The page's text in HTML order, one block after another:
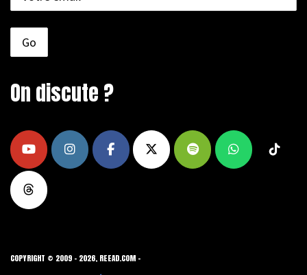
On discute ?
COPYRIGHT © 2009 - 2026, REEAD.COM -